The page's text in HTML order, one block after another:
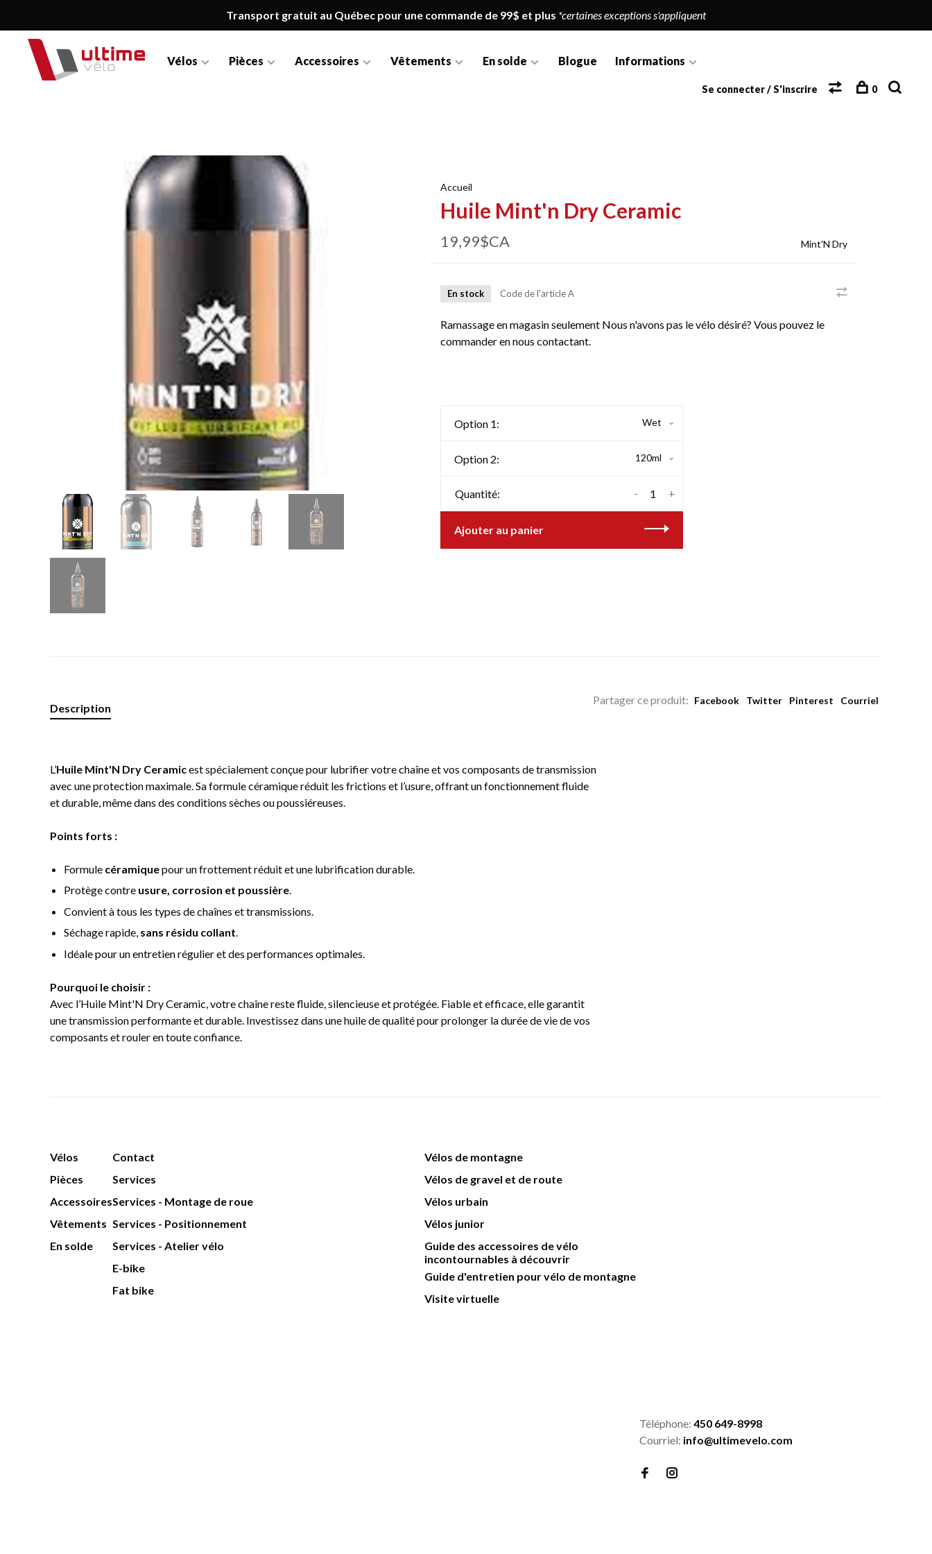
Transport gratuit au Québec pour une commande de 99$ et plus *certaines exceptions s'appliquent
Vélos Pièces Accessoires Vêtements En solde Blogue Informations
Se connecter / S'inscrire 0
Accueil
Huile Mint'n Dry Ceramic
19,99$CA Mint'N Dry
En stock Code de l'articleA
Ramassage en magasin seulement Nous n'avons pas le vélo désiré? Vous pouvez le
commander en nous contactant.
Option 1: Wet
Option 2: 120ml
Quantité: +
-
Ajouter au panier
Partager ce produit: Facebook Twitter Pinterest Courriel
Description
L’Huile Mint'N Dry Ceramicest spécialement conçue pour lubrifier votre chaîne et vos composants de transmission
avec une protection maximale. Sa formule céramique réduit les frictions et l’usure, offrant un fonctionnement fluide
et durable, même dans des conditions sèches ou poussiéreuses.
Points forts :
Formule céramiquepour un frottement réduit et une lubrification durable.
Protège contre usure, corrosion et poussière.
Convient à tous les types de chaînes et transmissions.
Séchage rapide, sans résidu collant.
Idéale pour un entretien régulier et des performances optimales.
Pourquoi le choisir :
Avec l’Huile Mint'N Dry Ceramic, votre chaîne reste fluide, silencieuse et protégée. Fiable et efficace, elle garantit
une transmission performante et durable. Investissez dans une huile de qualité pour prolonger la durée de vie de vos
composants et rouler en toute confiance.
Vélos
Pièces
Accessoires
Vêtements
En solde
Contact
Services
Services - Montage de roue
Services - Positionnement
Services - Atelier vélo
E-bike
Fat bike
Vélos de montagne
Vélos de gravel et de route
Vélos urbain
Vélos junior
Guide des accessoires de vélo
incontournables à découvrir
Guide d'entretien pour vélo de montagne
Visite virtuelle
Téléphone: 450 649-8998
Courriel: info@ultimevelo.com